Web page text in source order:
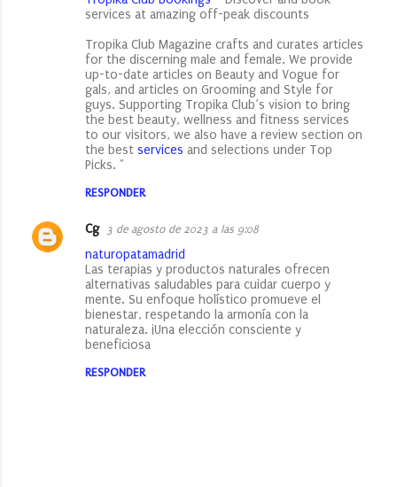
services at amazing off-peak discounts
Tropika Club Magazine crafts and curates articles
for the discerning male and female. We provide
up-to-date articles on Beauty and Vogue for
gals, and articles on Grooming and Style for
guys. Supporting Tropika Club’s vision to bring
the best beauty, wellness and fitness services
to our visitors, we also have a review section on
the best services and selections under Top
Picks. "
RESPONDER
Cg 3 de agosto de 2023 a las 9:08
naturopatamadrid
Las terapias y productos naturales ofrecen
alternativas saludables para cuidar cuerpo y
mente. Su enfoque holístico promueve el
bienestar, respetando la armonía con la
naturaleza. ¡Una elección consciente y
beneficiosa
RESPONDER